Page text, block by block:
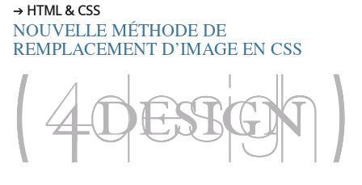
HTML & CSS
NOUVELLE MÉTHODE DE
REMPLACEMENT D’IMAGE EN CSS